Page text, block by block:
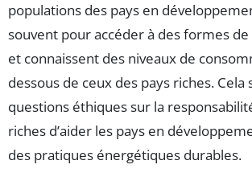
populations des pays en
souvent pour accéder à des formes de
et connaissent des niveaux de
dessous de ceux des pays riches. Cela
questions éthiques sur la
riches d’aider les pays en
des pratiques énergétiques durables.